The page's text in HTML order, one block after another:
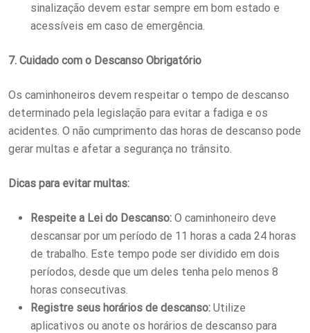
sinalização devem estar sempre em bom estado e
acessíveis em caso de emergência.
7. Cuidado com o Descanso Obrigatório
Os caminhoneiros devem respeitar o tempo de descanso
determinado pela legislação para evitar a fadiga e os
acidentes. O não cumprimento das horas de descanso pode
gerar multas e afetar a segurança no trânsito.
Dicas para evitar multas:
Respeite a Lei do Descanso: O caminhoneiro deve
descansar por um período de 11 horas a cada 24 horas
de trabalho. Este tempo pode ser dividido em dois
períodos, desde que um deles tenha pelo menos 8
horas consecutivas.
Registre seus horários de descanso: Utilize
aplicativos ou anote os horários de descanso para